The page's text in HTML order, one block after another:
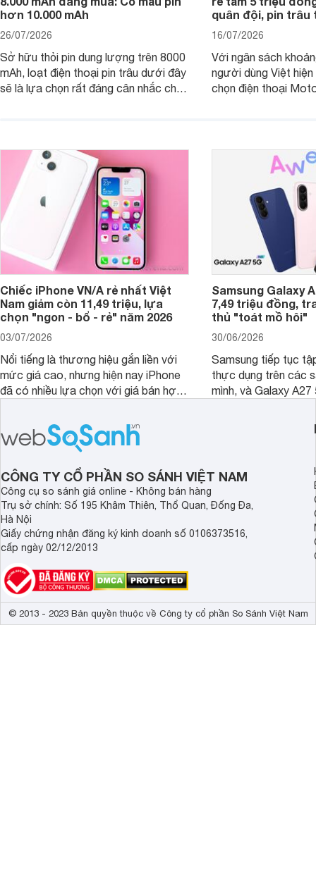
hơn 10.000 mAh
26/07/2026
Sở hữu thỏi pin dung lượng trên 8000
mAh, loạt điện thoại pin trâu dưới đây
sẽ là lựa chọn rất đáng cân nhắc cho
quân đội, pin trâu
16/07/2026
Với ngân sách
người dùng Việt
chọn điện thoại
Chiếc iPhone VN/A rẻ nhất Việt
Nam giảm còn 11,49 triệu, lựa
chọn "ngon - bổ - rẻ" năm 2026
03/07/2026
Nổi tiếng là thương hiệu gắn liền với
mức giá cao, nhưng hiện nay iPhone
đã có nhiều lựa chọn với giá bán hợp
cận sản phẩm chính hãng.
Samsung Galaxy
7,49 triệu đồng,
thủ "toát mồ hôi"
30/06/2026
Samsung tiếp tục
thực dụng trên các
mình, và Galaxy
tới cho người dùng
lượng với nhiều
CÔNG TY CỔ PHẦN SO SÁNH VIỆT NAM
Công cụ so sánh giá online - Không bán hàng
Trụ sở chính: Số 195 Khâm Thiên, Thổ Quan, Đống Đa,
Hà Nội
Giấy chứng nhận đăng ký kinh doanh số 0106373516,
cấp ngày 02/12/2013
© 2013 - 2023 Bản quyền thuộc về Công ty cổ phần So Sánh Việt Nam